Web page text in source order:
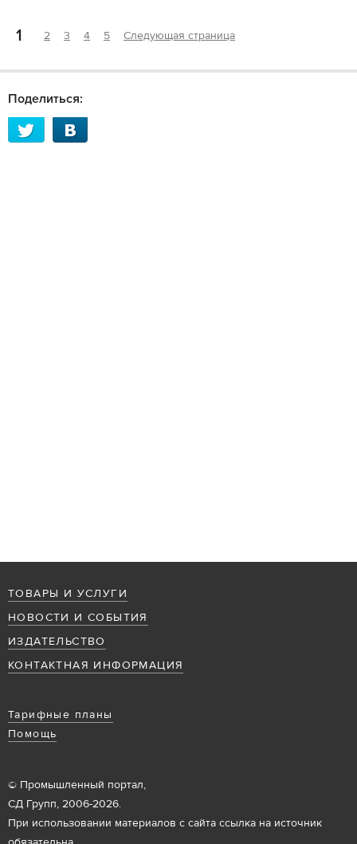
1 2 3 4 5 Следующая страница
Поделиться:
ТОВАРЫ И УСЛУГИ
НОВОСТИ И СОБЫТИЯ
ИЗДАТЕЛЬСТВО
КОНТАКТНАЯ ИНФОРМАЦИЯ
Тарифные планы
Помощь
© Промышленный портал,
СД Групп, 2006-2026.
При использовании материалов с сайта ссылка на источник